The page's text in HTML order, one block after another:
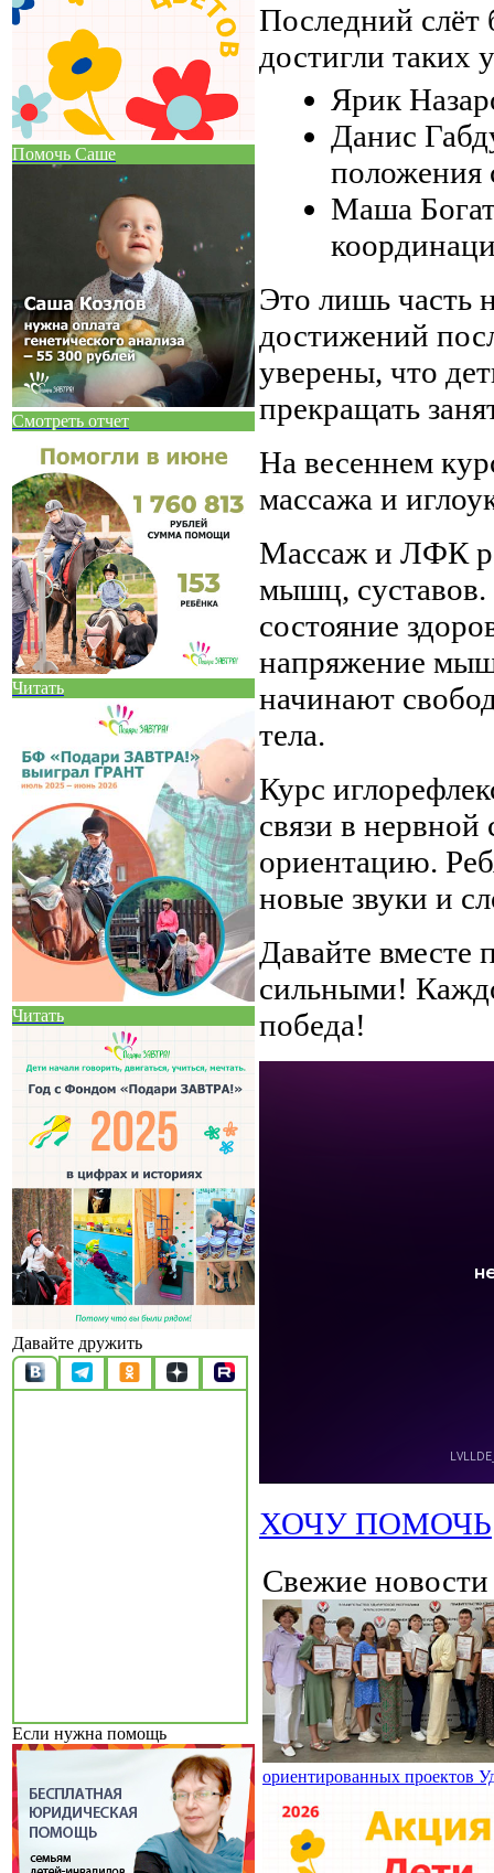
Помочь Саше
Смотреть отчет
Читать
Читать
Давайте дружить
Если нужна помощь
Последний слёт
достигли таких
Ярик
Данис
положения
Маша
Это лишь часть
достижений
уверены, что
прекращать
На весеннем
массажа и
Массаж и ЛФК
мышц, суставов.
состояние
напряжение
начинают
тела.
Курс
связи в нервной
ориентацию.
новые звуки и
Давайте вместе
сильными!
победа!
ХОЧУ ПОМОЧЬ
Свежие
ориентированных проектов